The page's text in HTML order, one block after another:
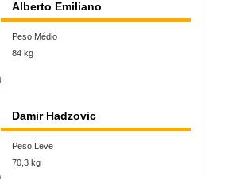
Alberto Emiliano
Peso Médio
84 kg
Damir Hadzovic
Peso Leve
70,3 kg